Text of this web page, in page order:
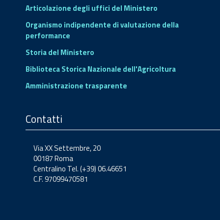
Articolazione degli uffici del Ministero
Organismo indipendente di valutazione della
performance
Storia del Ministero
Biblioteca Storica Nazionale dell'Agricoltura
Amministrazione trasparente
Contatti
Via XX Settembre, 20
00187 Roma
Centralino Tel. (+39) 06.46651
C.F. 97099470581